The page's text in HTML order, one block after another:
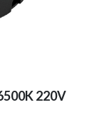
220V